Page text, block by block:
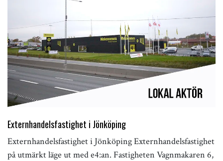
Externhandelsfastighet i Jönköping
Externhandelsfastighet i Jönköping Externhandelsfastighet
på utmärkt läge ut med e4:an. Fastigheten Vagnmakaren 6,